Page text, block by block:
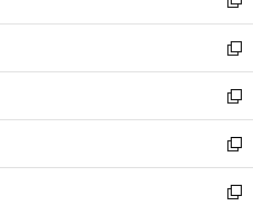
ウ
で
開
く
ン
ド
ウ
で
開
く
ウ
ィ
ン
ド
ウ
で
開
く
新
し
い
ウ
ィ
ン
ド
ウ
で
新
し
い
ウ
ィ
ン
ド
新
し
い
ウ
ィ
新
し
い
新